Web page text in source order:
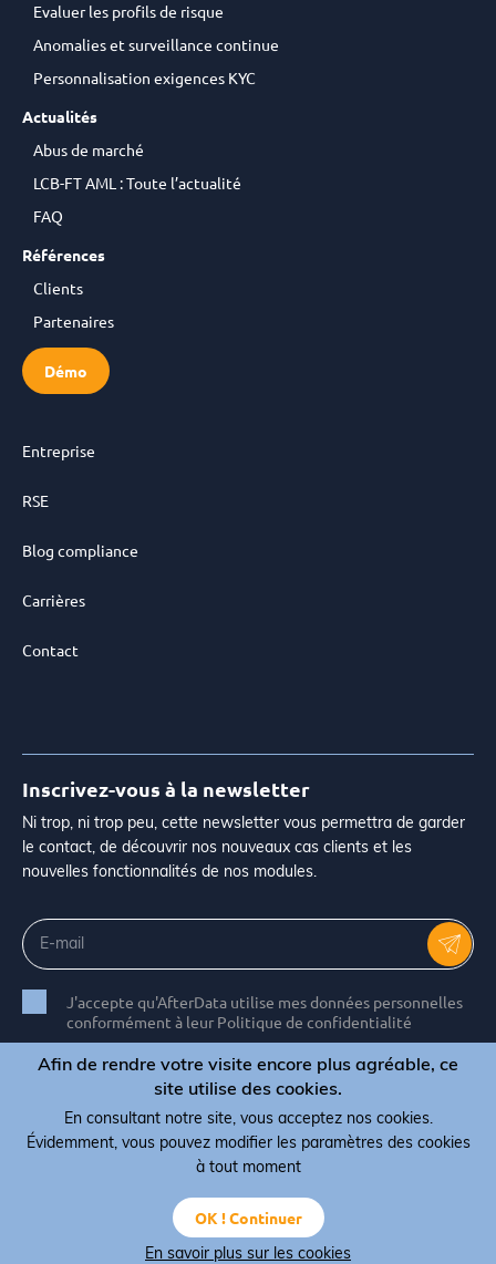
Evaluer les profils de risque
Anomalies et surveillance continue
Personnalisation exigences KYC
Actualités
Abus de marché
LCB-FT AML : Toute l’actualité
FAQ
Références
Clients
Partenaires
Démo
Entreprise
RSE
Blog compliance
Carrières
Contact
Inscrivez-vous à la newsletter
Ni trop, ni trop peu, cette newsletter vous permettra de garder
le contact, de découvrir nos nouveaux cas clients et les
nouvelles fonctionnalités de nos modules.
J'accepte qu'AfterData utilise mes données personnelles
conformément à leur Politique de confidentialité
© Copyright 2026 AfterData - All rights reserved
Termes, conditions et CGV
Politique de confidentialité
Afin de rendre votre visite encore plus agréable, ce
site utilise des cookies.
En consultant notre site, vous acceptez nos cookies.
Évidemment, vous pouvez modifier les paramètres des cookies
à tout moment
OK ! Continuer
En savoir plus sur les cookies